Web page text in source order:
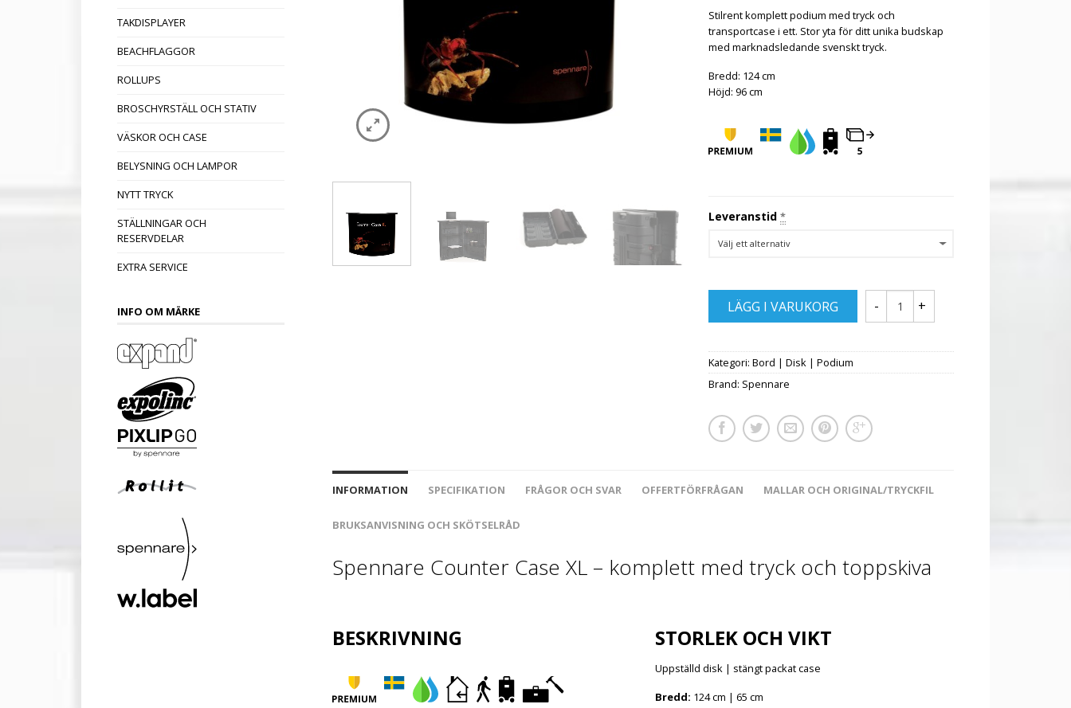
TAKDISPLAYER
BEACHFLAGGOR
ROLLUPS
BROSCHYRSTÄLL OCH STATIV
VÄSKOR OCH CASE
BELYSNING OCH LAMPOR
NYTT TRYCK
STÄLLNINGAR OCH
RESERVDELAR
EXTRA SERVICE
INFO OM MÄRKE
Stilrent komplett podium med tryck och
transportcase i ett. Stor yta för ditt unika budskap
med marknadsledande svenskt tryck.
Bredd: 124 cm
Höjd: 96 cm
Leveranstid*
LÄGG I VARUKORG
Kategori:Bord | Disk | Podium
Brand: Spennare
INFORMATION SPECIFIKATION FRÅGOR OCH SVAR OFFERTFÖRFRÅGAN MALLAR OCH ORIGINAL/TRYCKFIL
BRUKSANVISNING OCH SKÖTSELRÅD
Spennare Counter Case XL – komplett med tryck och toppskiva
BESKRIVNING STORLEK OCH VIKT
Uppställd disk | stängt packat case
Bredd: 124 cm | 65 cm